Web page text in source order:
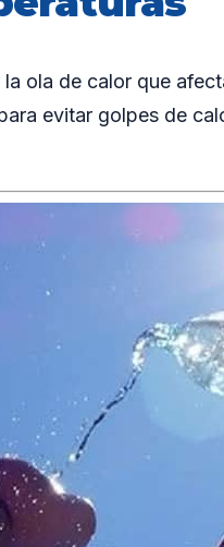
ola de calor que
evitar golpes de